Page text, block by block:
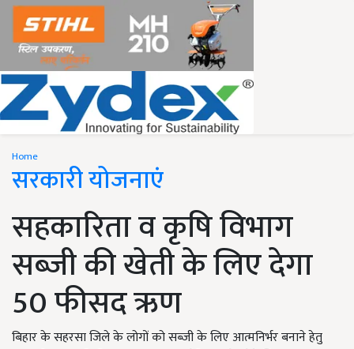
Home
सरकारी योजनाएं
सहकारिता व कृषि विभाग
सब्जी की खेती के लिए देगा
50 फीसद ऋण
बिहार के सहरसा जिले के लोगों को सब्जी के लिए आत्मनिर्भर बनाने हेतु